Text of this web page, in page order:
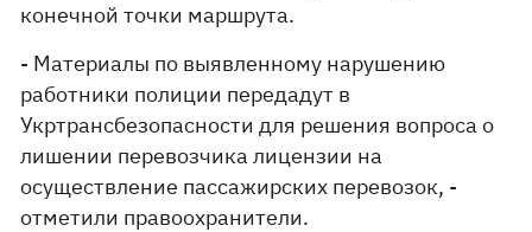
конечной точки маршрута.
- Материалы по выявленному нарушению
работники полиции передадут в
Укртрансбезопасности для решения вопроса о
лишении перевозчика лицензии на
осуществление пассажирских перевозок, -
отметили правоохранители.